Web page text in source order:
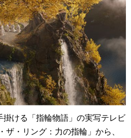
ける「指輪物語」の実写テレビ
・リング：力の指輪」から、